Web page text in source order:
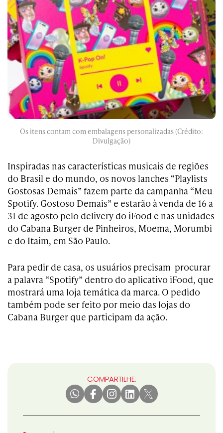
Os itens contam com embalagens personalizadas (Crédito:
Divulgação)
Inspiradas nas características musicais de regiões
do Brasil e do mundo, os novos lanches “Playlists
Gostosas Demais” fazem parte da campanha “Meu
Spotify. Gostoso Demais” e estarão à venda de 16 a
31 de agosto pelo delivery do iFood e nas unidades
do Cabana Burger de Pinheiros, Moema, Morumbi
e do Itaim, em São Paulo.
Para pedir de casa, os usuários precisam procurar
a palavra “Spotify” dentro do aplicativo iFood, que
mostrará uma loja temática da marca. O pedido
também pode ser feito por meio das lojas do
Cabana Burger que participam da ação.
COMPARTILHE: